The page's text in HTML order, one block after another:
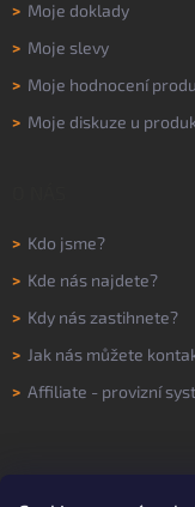
> Moje doklady
> Moje slevy
> Moje hodnocení
> Moje diskuze u
> Kdo jsme?
> Kde nás najdete?
> Kdy nás zastihnete?
> Jak nás můžete
> Affiliate - provizní